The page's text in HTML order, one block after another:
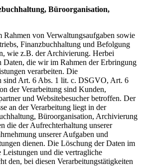
Büroorganisation,
Rahmen von Verwaltungsaufgaben sowie
Finanzbuchhaltung und Befolgung
wie z.B. der Archivierung. Herbei
Daten, die wir im Rahmen der Erbringung
verarbeiten. Die
sind Art. 6 Abs. 1 lit. c. DSGVO, Art. 6
der Verarbeitung sind Kunden,
und Websitebesucher betroffen. Der
an der Verarbeitung liegt in der
Büroorganisation, Archivierung
die der Aufrechterhaltung unserer
unserer Aufgaben und
dienen. Die Löschung der Daten im
und die vertragliche
den, bei diesen Verarbeitungstätigkeiten